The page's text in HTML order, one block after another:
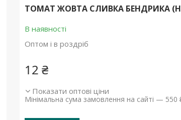
ТОМАТ ЖОВТА СЛИВКА БЕНДРИКА
В наявності
Оптом і в роздріб
12 ₴
Показати оптові ціни
Мінімальна сума замовлення на сайті — 550